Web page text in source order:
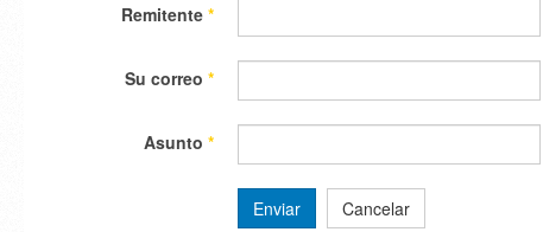
Remitente *
Su correo *
Asunto *
Enviar Cancelar